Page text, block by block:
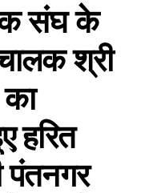
संघ के
श्री
हरित
पंतनगर